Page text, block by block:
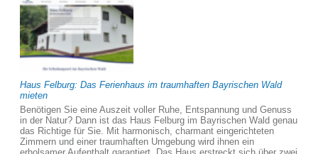
Haus Felburg: Das Ferienhaus im traumhaften Bayrischen Wald
mieten
Benötigen Sie eine Auszeit voller Ruhe, Entspannung und Genuss
in der Natur? Dann ist das Haus Felburg im Bayrischen Wald genau
das Richtige für Sie. Mit harmonisch, charmant eingerichteten
Zimmern und einer traumhaften Umgebung wird ihnen ein